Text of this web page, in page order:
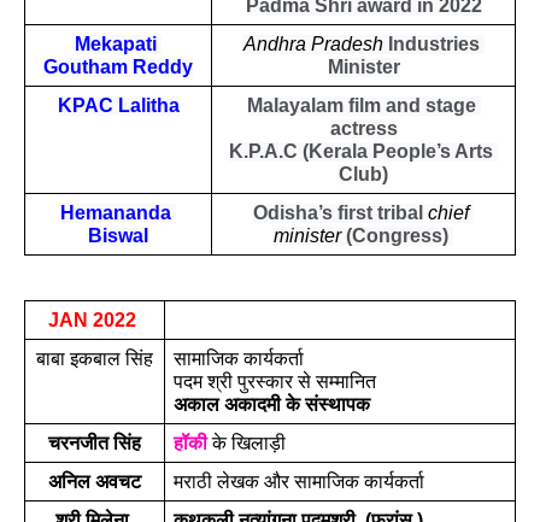
Padma Shri award in 2022
Mekapati
Goutham Reddy
Andhra Pradesh Industries
Minister
KPAC Lalitha
Malayalam film and stage
actress
K.P.A.C (Kerala People’s Arts
Club)
Hemananda
Biswal
Odisha’s first tribal chief
minister (Congress)
JAN 2022
बाबा इकबाल सिंह
सामाजिक कार्यकर्ता
पदम श्री पुरस्कार से सम्मानित
अकाल अकादमी के संस्थापक
चरनजीत सिंह
हॉकी के खिलाड़ी
अनिल अवचट
मराठी लेखक और सामाजिक कार्यकर्ता